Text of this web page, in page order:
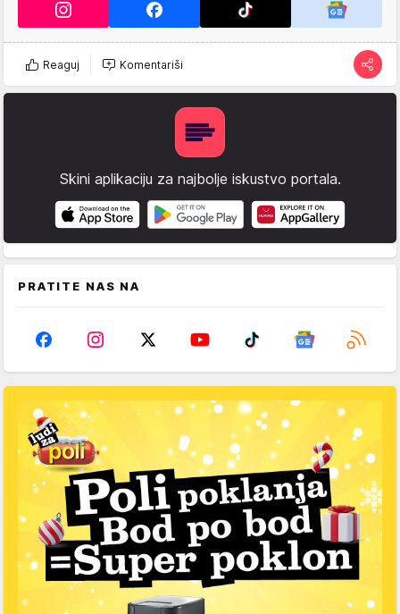
Reaguj Komentariši
Skini aplikaciju za najbolje iskustvo portala.
PRATITE NAS NA